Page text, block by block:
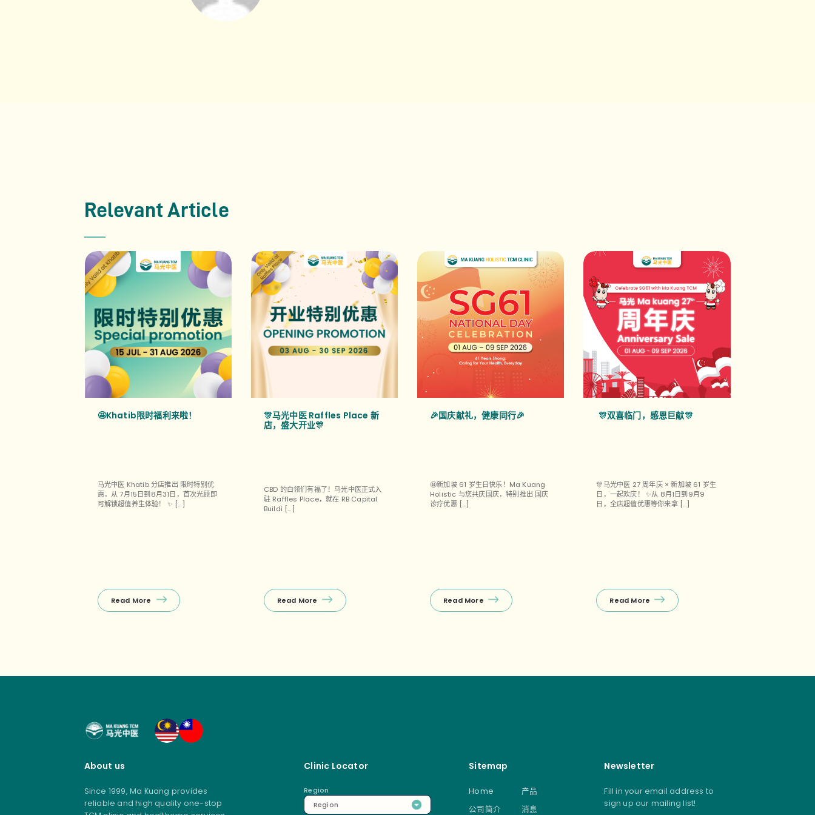
Relevant Article
🤩Khatib限时福利来啦！
马光中医 Khatib 分店推出 限时特别优
惠，从 7月15日到8月31日，首次光顾即
可解锁超值养生体验！ ✨ […]
Read More
🎊马光中医 Raffles Place 新
店，盛大开业🎊
CBD 的白领们有福了！马光中医正式入
驻 Raffles Place，就在 RB Capital
Buildi […]
Read More
🎉国庆献礼，健康同行🎉
🤩新加坡 61 岁生日快乐！Ma Kuang
Holistic 与您共庆国庆，特别推出 国庆
诊疗优惠 […]
Read More
🎊双喜临门，感恩巨献🎊
🎊马光中医 27 周年庆 × 新加坡 61 岁生
日，一起欢庆！ ✨从 8月1日到9月9
日，全店超值优惠等你来拿 […]
Read More
About us
Since 1999, Ma Kuang provides
reliable and high quality one-stop
Clinic Locator
Region
Region
Sitemap
Home
公司简介
产品
消息
Newsletter
Fill in your email address to
sign up our mailing list!